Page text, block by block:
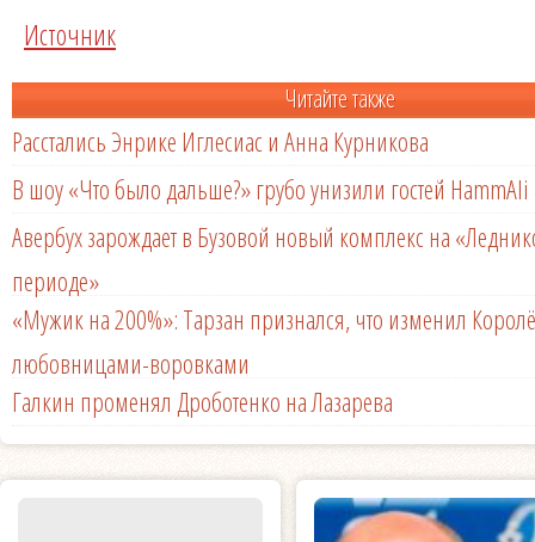
Источник
Читайте также
Расстались Энрике Иглесиас и Анна Курникова
В шоу «Что было дальше?» грубо унизили гостей HammAli
Авербух зарождает в Бузовой новый комплекс на
периоде»
«Мужик на 200%»: Тарзан признался, что изменил
любовницами-воровками
Галкин променял Дроботенко на Лазарева